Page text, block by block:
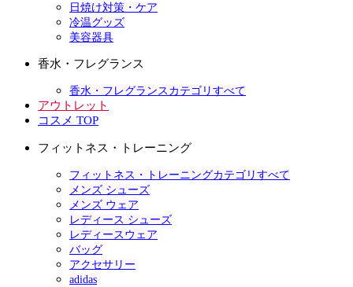
日焼け対策・ケア
冷温グッズ
美容器具
香水・フレグランス
香水・フレグランスカテゴリすべて
アウトレット
コスメ TOP
フィットネス・トレーニング
フィットネス・トレーニングカテゴリすべて
メンズ シューズ
メンズ ウェア
レディース シューズ
レディースウェア
バッグ
アクセサリー
adidas